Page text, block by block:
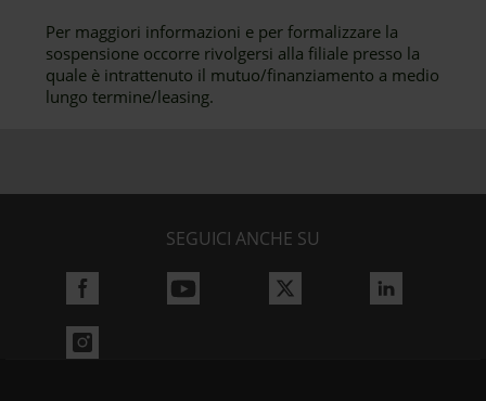
Per maggiori informazioni e per formalizzare la
sospensione occorre rivolgersi alla filiale presso la
quale è intrattenuto il mutuo/finanziamento a medio
lungo termine/leasing.
SEGUICI ANCHE SU